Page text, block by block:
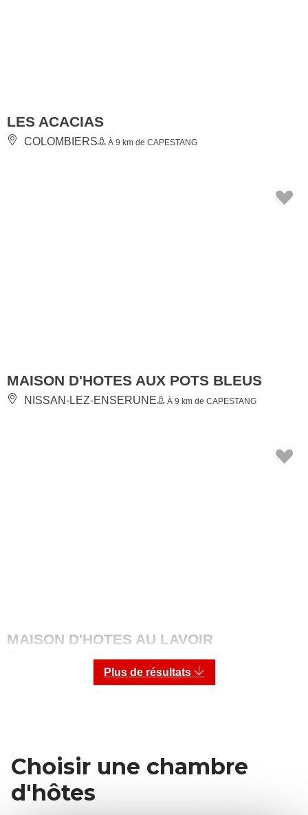
LES ACACIAS
COLOMBIERS À 9 km de CAPESTANG
MAISON D'HOTES AUX POTS BLEUS
NISSAN-LEZ-ENSERUNE À 9 km de CAPESTANG
MAISON D'HOTES AU LAVOIR
COLOMBIERS À 9 km de CAPESTANG
Plus de résultats
Choisir une chambre
d'hôtes